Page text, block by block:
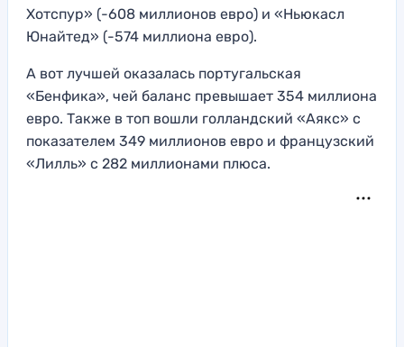
Хотспур» (-608 миллионов евро) и «Ньюкасл
Юнайтед» (-574 миллиона евро).
А вот лучшей оказалась португальская
«Бенфика», чей баланс превышает 354 миллиона
евро. Также в топ вошли голландский «Аякс» с
показателем 349 миллионов евро и французский
«Лилль» с 282 миллионами плюса.